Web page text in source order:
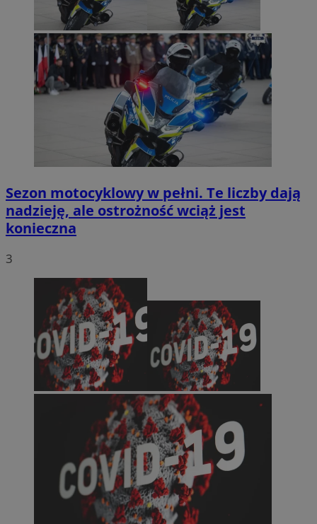
Sezon motocyklowy w pełni. Te liczby dają
nadzieję, ale ostrożność wciąż jest
konieczna
3